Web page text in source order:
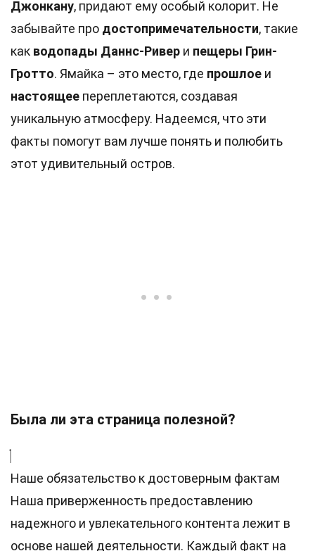
Джонкану, придают ему особый колорит. Не
забывайте про достопримечательности, такие
как водопады Даннс-Ривер и пещеры Грин-
Гротто. Ямайка – это место, где прошлое и
настоящее переплетаются, создавая
уникальную атмосферу. Надеемся, что эти
факты помогут вам лучше понять и полюбить
этот удивительный остров.
Была ли эта страница полезной?
Наше обязательство к достоверным фактам
Наша приверженность предоставлению
надежного и увлекательного контента лежит в
основе нашей деятельности. Каждый факт на